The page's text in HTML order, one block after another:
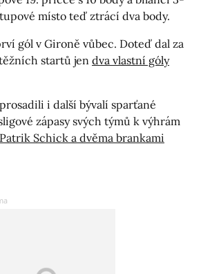
místo teď ztrácí dva body.
gól v Gironě vůbec. Doteď dal za
startů jen dva vlastní góly
i další bývalí sparťané
zápasy svých týmů k výhrám
Schick a dvěma brankami